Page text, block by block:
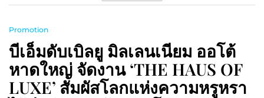
Promotion
บีเอ็มดับเบิลยู มิลเลนเนียม ออโต้
หาดใหญ่ จัดงาน ‘THE HAUS OF
LUXE’ สัมผัสโลกแห่งความหรูหรา